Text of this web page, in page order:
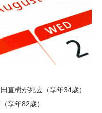
直樹が死去（享年34歳）
享年82歳）